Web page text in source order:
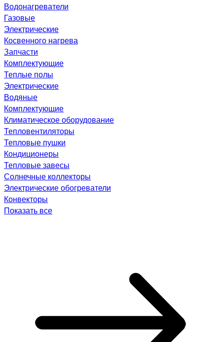
Водонагреватели
Газовые
Электрические
Косвенного нагрева
Запчасти
Комплектующие
Теплые полы
Электрические
Водяные
Комплектующие
Климатическое оборудование
Тепловентиляторы
Тепловые пушки
Кондиционеры
Тепловые завесы
Солнечные коллекторы
Электрические обогреватели
Конвекторы
Показать все